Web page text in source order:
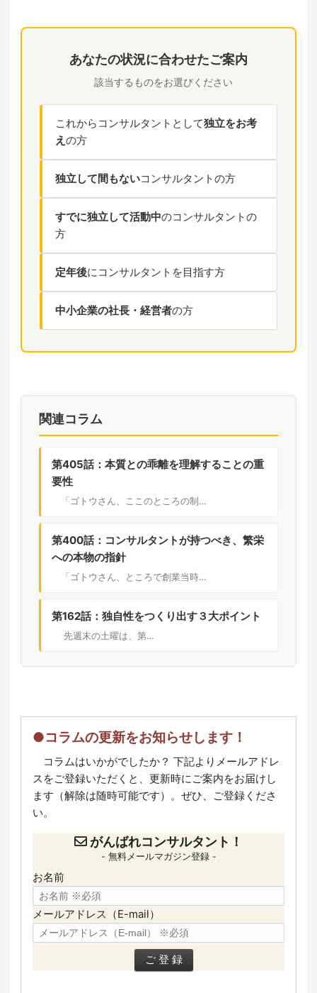
あなたの状況に合わせたご案内
該当するものをお選びください
これからコンサルタントとして独立をお考
えの方
独立して間もないコンサルタントの方
すでに独立して活動中のコンサルタントの
方
定年後にコンサルタントを目指す方
中小企業の社長・経営者の方
関連コラム
第405話：本質との乖離を理解することの重
要性
「ゴトウさん、ここのところの制…
第400話：コンサルタントが持つべき、繁栄
への本物の指針
「ゴトウさん、ところで創業当時…
第162話：独自性をつくり出す３大ポイント
先週末の土曜は、第…
●コラムの更新をお知らせします！
コラムはいかがでしたか？ 下記よりメールアドレ
スをご登録いただくと、更新時にご案内をお届けし
ます（解除は随時可能です）。ぜひ、ご登録くださ
い。
がんばれコンサルタント！
- 無料メールマガジン登録 -
お名前
メールアドレス（E-mail）